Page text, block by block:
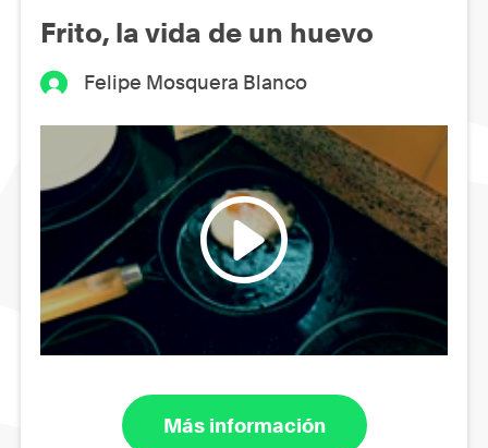
Frito, la vida de un huevo
Felipe Mosquera Blanco
Más información